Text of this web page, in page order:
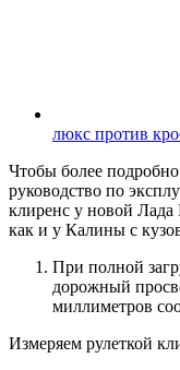
люкс против
Чтобы более
руководство по
клиренс у новой Лада
как и у Калины с
При полной
дорожный
миллиметров
Измеряем рулеткой